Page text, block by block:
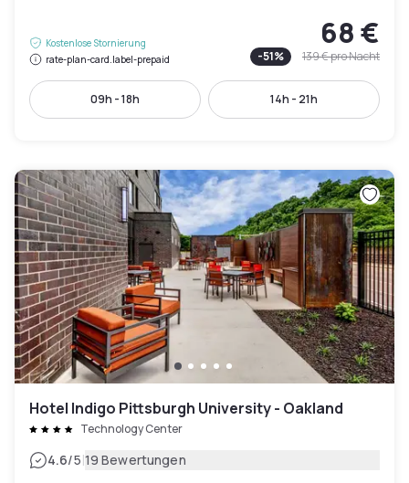
Kostenlose Stornierung
rate-plan-card.label-prepaid
68 €
-51% 139 €pro Nacht
09h - 18h 14h - 21h
Hotel Indigo Pittsburgh University - Oakland
Technology Center
4.6/5|19 Bewertungen